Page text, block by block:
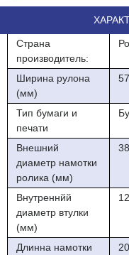
размер втулки 12 мм
8шт/пал, 208 шт/кор
Страна
производитель:
Ширина рулона
(мм)
57
Тип бумаги и
печати
Внешний
диаметр намотки
ролика (мм)
38
Внутреннйй
диаметр втулки
(мм)
12
Длинна намотки
20